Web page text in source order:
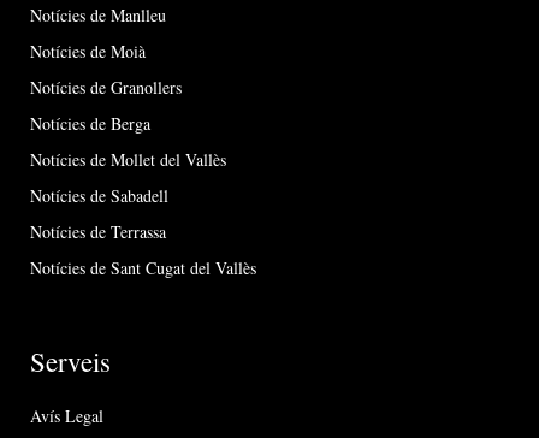
Notícies de Manlleu
Notícies de Moià
Notícies de Granollers
Notícies de Berga
Notícies de Mollet del Vallès
Notícies de Sabadell
Notícies de Terrassa
Notícies de Sant Cugat del Vallès
Serveis
Avís Legal